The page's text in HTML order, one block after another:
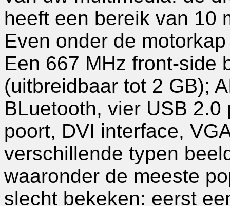
heeft een bereik van 10
Even onder de
Een 667 MHz front-side
(uitbreidbaar tot 2 GB);
BLuetooth, vier USB
poort, DVI interface,
verschillende typen
waaronder de meeste
slecht bekeken: eerst